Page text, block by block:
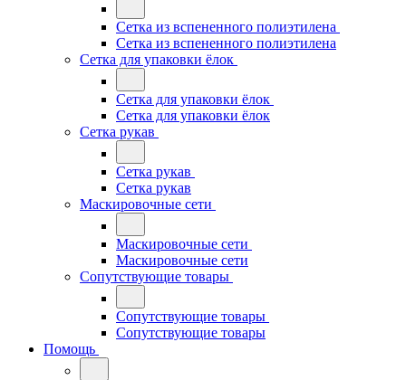
Сетка из вспененного полиэтилена
Сетка из вспененного полиэтилена
Сетка для упаковки ёлок
Сетка для упаковки ёлок
Сетка для упаковки ёлок
Сетка рукав
Сетка рукав
Сетка рукав
Маскировочные сети
Маскировочные сети
Маскировочные сети
Сопутствующие товары
Сопутствующие товары
Сопутствующие товары
Помощь